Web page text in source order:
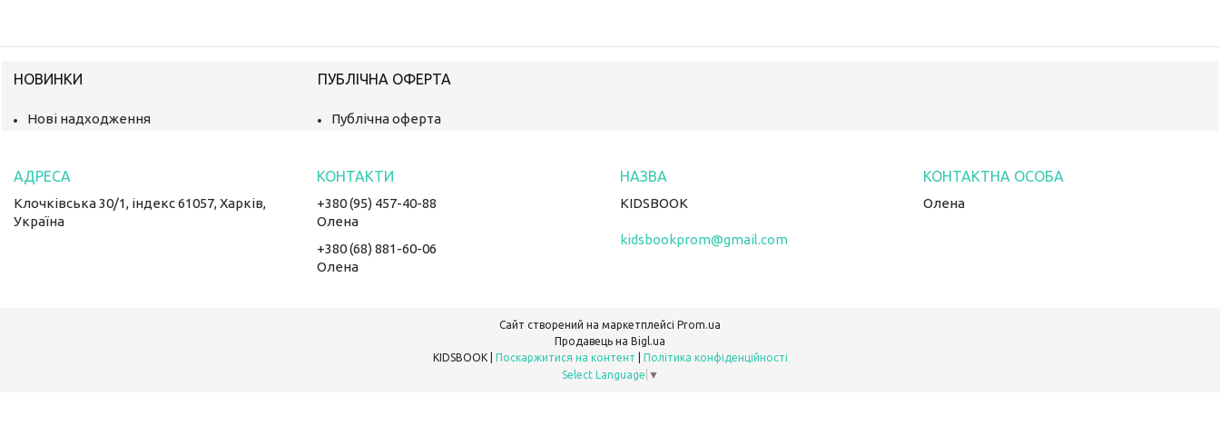
НОВИНКИ
Нові надходження
ПУБЛІЧНА ОФЕРТА
Публічна оферта
Клочківська 30/1, індекс 61057, Харків,
Україна
+380 (95) 457-40-88
Олена
+380 (68) 881-60-06
Олена
KIDSBOOK
kidsbookprom@gmail.com
Олена
Сайт створений на маркетплейсі Prom.ua
Продавець на Bigl.ua
Поскаржитися на контент
Політика конфіденційності
Select Language ▼